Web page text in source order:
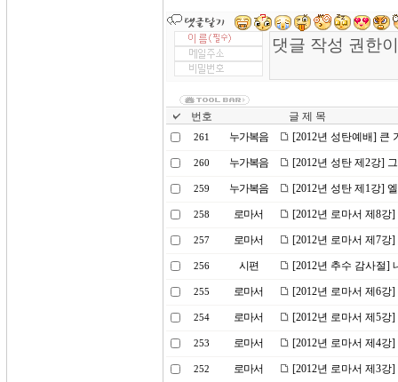
번호 글 제 목
261 누가복음 [2012년 성탄예배] 큰
260 누가복음 [2012년 성탄 제2강]
259 누가복음 [2012년 성탄 제1강]
258 로마서 [2012년 로마서 제8강
257 로마서 [2012년 로마서 제7강
256 시편 [2012년 추수 감사절]
255 로마서 [2012년 로마서 제6강
254 로마서 [2012년 로마서 제5강
253 로마서 [2012년 로마서 제4강
252 로마서 [2012년 로마서 제3